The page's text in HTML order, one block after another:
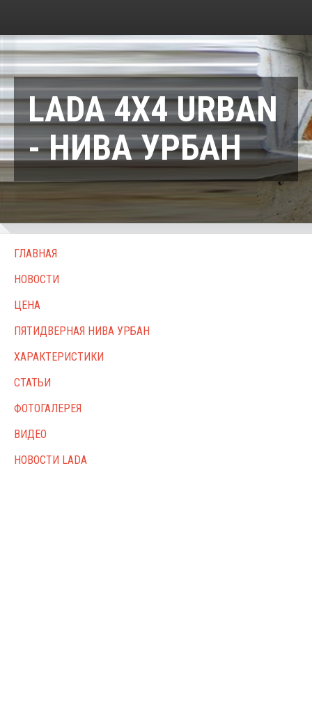
LADA 4X4 URBAN
- НИВА УРБАН
ГЛАВНАЯ
НОВОСТИ
ЦЕНА
ПЯТИДВЕРНАЯ НИВА УРБАН
ХАРАКТЕРИСТИКИ
СТАТЬИ
ФОТОГАЛЕРЕЯ
ВИДЕО
НОВОСТИ LADA